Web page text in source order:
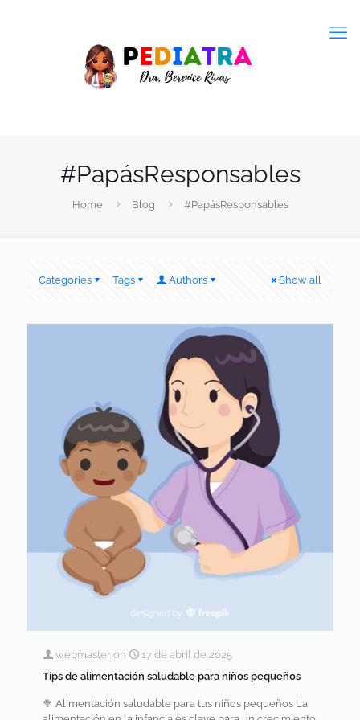
#PapásResponsables
Home Blog #PapásResponsables
Categories Tags Authors Show all
webmaster on
17 de abril de 2025
Tips de alimentación saludable para niños pequeños
🥦 Alimentación saludable para tus niños pequeños La